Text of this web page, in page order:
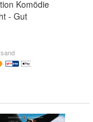
Komödie
- Gut